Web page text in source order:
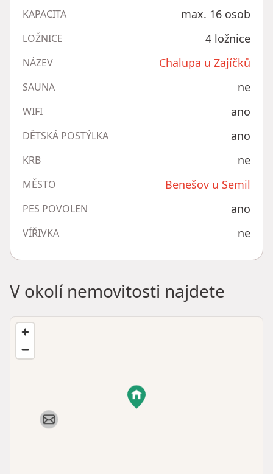
KAPACITA max. 16 osob
LOŽNICE 4 ložnice
NÁZEV Chalupa u Zajíčků
SAUNA ne
WIFI ano
DĚTSKÁ POSTÝLKA ano
KRB ne
MĚSTO Benešov u Semil
PES POVOLEN ano
VÍŘIVKA ne
V okolí nemovitosti najdete